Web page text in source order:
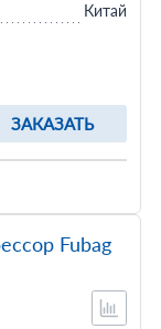
ЗАКАЗАТЬ
Китай
Fubag